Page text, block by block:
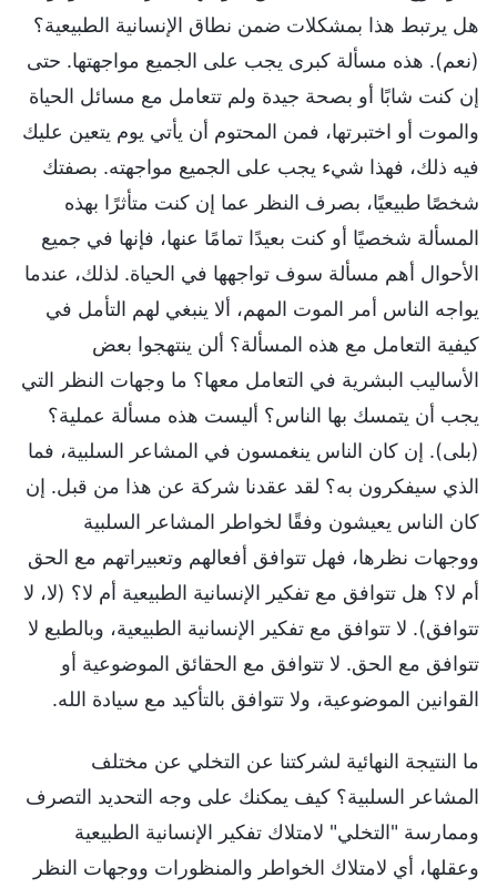
هل يرتبط هذا بمشكلات ضمن نطاق الإنسانية الطبيعية؟
(نعم). هذه مسألة كبرى يجب على الجميع مواجهتها. حتى
إن كنت شابًا أو بصحة جيدة ولم تتعامل مع مسائل الحياة
والموت أو اختبرتها، فمن المحتوم أن يأتي يوم يتعين عليك
فيه ذلك، فهذا شيء يجب على الجميع مواجهته. بصفتك
شخصًا طبيعيًا، بصرف النظر عما إن كنت متأثرًا بهذه
المسألة شخصيًا أو كنت بعيدًا تمامًا عنها، فإنها في جميع
الأحوال أهم مسألة سوف تواجهها في الحياة. لذلك، عندما
يواجه الناس أمر الموت المهم، ألا ينبغي لهم التأمل في
كيفية التعامل مع هذه المسألة؟ ألن ينتهجوا بعض
الأساليب البشرية في التعامل معها؟ ما وجهات النظر التي
يجب أن يتمسك بها الناس؟ أليست هذه مسألة عملية؟
(بلى). إن كان الناس ينغمسون في المشاعر السلبية، فما
الذي سيفكرون به؟ لقد عقدنا شركة عن هذا من قبل. إن
كان الناس يعيشون وفقًا لخواطر المشاعر السلبية
ووجهات نظرها، فهل تتوافق أفعالهم وتعبيراتهم مع الحق
أم لا؟ هل تتوافق مع تفكير الإنسانية الطبيعية أم لا؟ (لا، لا
تتوافق). لا تتوافق مع تفكير الإنسانية الطبيعية، وبالطبع لا
تتوافق مع الحق. لا تتوافق مع الحقائق الموضوعية أو
القوانين الموضوعية، ولا تتوافق بالتأكيد مع سيادة الله.
ما النتيجة النهائية لشركتنا عن التخلي عن مختلف
المشاعر السلبية؟ كيف يمكنك على وجه التحديد التصرف
وممارسة "التخلي" لامتلاك تفكير الإنسانية الطبيعية
وعقلها، أي لامتلاك الخواطر والمنظورات ووجهات النظر